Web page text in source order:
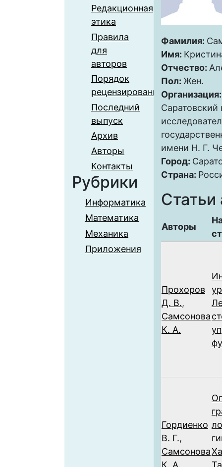
Редакционная
этика
Правила
для
авторов
Порядок
рецензирования
Последний
выпуск
Архив
Авторы
Контакты
Рубрики
Информатика
Математика
Механика
Приложения
Фамилия:
Имя:
Отчество:
Пол: Жен.
имени Н. Г.
Город:
Страна:
Статьи
Авторы
Прохоров
Д. В.,
Самсонова
К. А.
Гордиенко
В. Г.,
Самсонова
К. А.